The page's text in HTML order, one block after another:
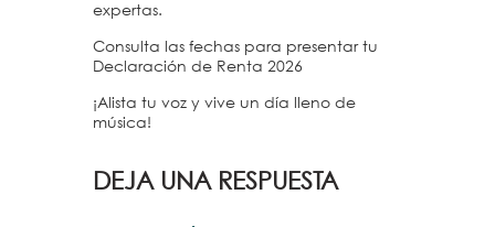
expertas.
Consulta las fechas para presentar tu
Declaración de Renta 2026
¡Alista tu voz y vive un día lleno de
música!
DEJA UNA RESPUESTA